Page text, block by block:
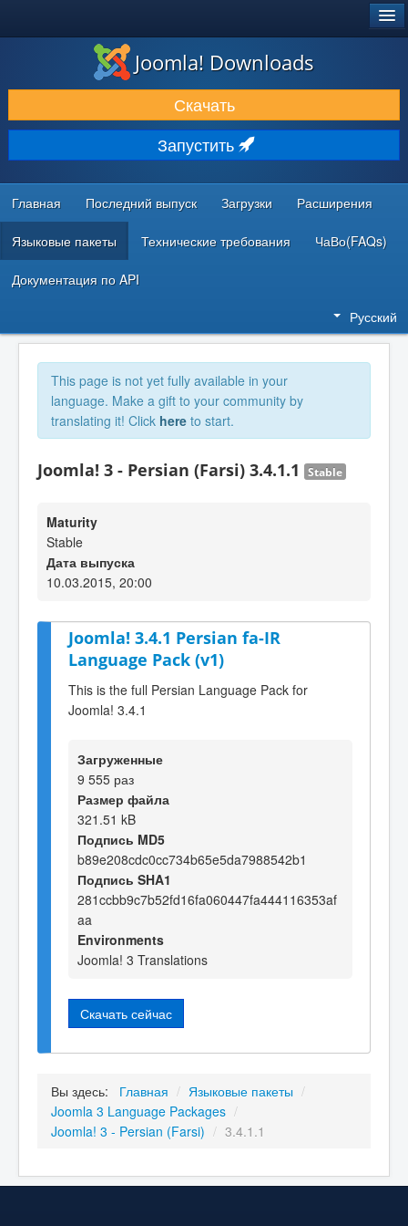
ЗАГРУЗКИ И РАСШИРЕНИЯ
ДОКУМЕНТАЦИЯ И ОБУЧЕНИЕ
СООБЩЕСТВО И ПОДДЕРЖКА
РЕСУРСЫ ДЛЯ РАЗРАБОТЧИКОВ
Joomla! Downloads
Скачать
Запустить
Главная Последний выпуск Загрузки Расширения
Языковые пакеты Технические требования ЧаВо(FAQs)
Документация по API
Русский
This page is not yet fully available in your
language. Make a gift to your community by
translating it! Click here to start.
Joomla! 3 - Persian (Farsi) 3.4.1.1 Stable
Maturity
Stable
Дата выпуска
10.03.2015, 20:00
Joomla! 3.4.1 Persian fa-IR
Language Pack (v1)
This is the full Persian Language Pack for
Joomla! 3.4.1
Загруженные
9 555 раз
Размер файла
321.51 kB
Подпись MD5
b89e208cdc0cc734b65e5da7988542b1
Подпись SHA1
281ccbb9c7b52fd16fa060447fa444116353af
aa
Environments
Joomla! 3 Translations
Скачать сейчас
Вы здесь: Главная / Языковые пакеты /
Joomla 3 Language Packages /
Joomla! 3 - Persian (Farsi) / 3.4.1.1